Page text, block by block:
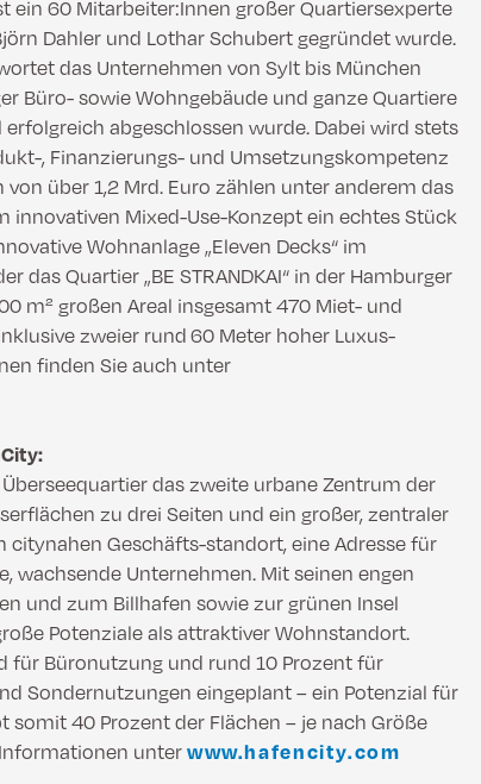
ein 60 Mitarbeiter:Innen großer Quartiersexperte
Dahler und Lothar Schubert gegründet wurde.
das Unternehmen von Sylt bis München
Büro- sowie Wohngebäude und ganze Quartiere
abgeschlossen wurde. Dabei wird stets
, Finanzierungs- und Umsetzungskompetenz
über 1,2 Mrd. Euro zählen unter anderem das
innovativen Mixed-Use-Konzept ein echtes Stück
Wohnanlage „Eleven Decks“ im
das Quartier „BE STRANDKAI“ in der Hamburger
m² großen Areal insgesamt 470 Miet- und
zweier rund 60 Meter hoher Luxus-
finden Sie auch unter
das zweite urbane Zentrum der
zu drei Seiten und ein großer, zentraler
Geschäfts-standort, eine Adresse für
wachsende Unternehmen. Mit seinen engen
und zum Billhafen sowie zur grünen Insel
Potenziale als attraktiver Wohnstandort.
für Büronutzung und rund 10 Prozent für
Sondernutzungen eingeplant – ein Potenzial für
somit 40 Prozent der Flächen – je nach Größe
unterwww.hafencity.com